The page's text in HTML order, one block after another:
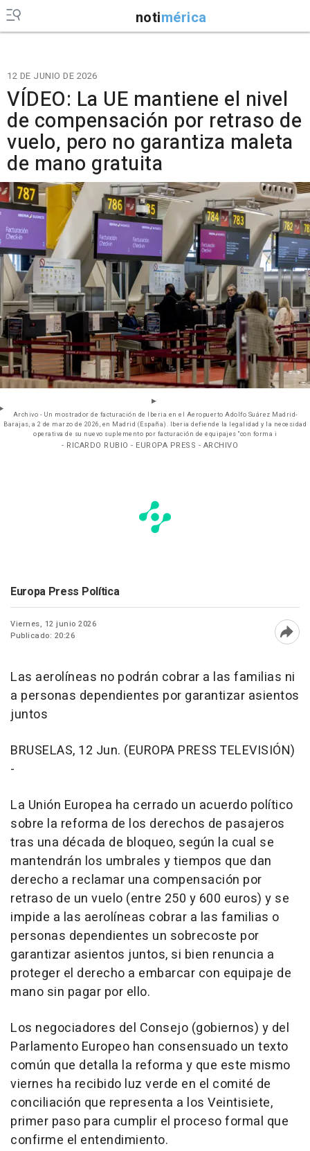
notimérica
12 DE JUNIO DE 2026
VÍDEO: La UE mantiene el nivel
de compensación por retraso de
vuelo, pero no garantiza maleta
de mano gratuita
Archivo - Un mostrador de facturación de Iberia en el Aeropuerto Adolfo Suárez Madrid-
Barajas, a 2 de marzo de 2026, en Madrid (España). Iberia defiende la legalidad y la necesidad
operativa de su nuevo suplemento por facturación de equipajes "con forma i
- RICARDO RUBIO - EUROPA PRESS - ARCHIVO
Europa Press Política
Viernes, 12 junio 2026
Publicado: 20:26
Las aerolíneas no podrán cobrar a las familias ni
a personas dependientes por garantizar asientos
juntos
BRUSELAS, 12 Jun. (EUROPA PRESS TELEVISIÓN)
-
La Unión Europea ha cerrado un acuerdo político
sobre la reforma de los derechos de pasajeros
tras una década de bloqueo, según la cual se
mantendrán los umbrales y tiempos que dan
derecho a reclamar una compensación por
retraso de un vuelo (entre 250 y 600 euros) y se
impide a las aerolíneas cobrar a las familias o
personas dependientes un sobrecoste por
garantizar asientos juntos, si bien renuncia a
proteger el derecho a embarcar con equipaje de
mano sin pagar por ello.
Los negociadores del Consejo (gobiernos) y del
Parlamento Europeo han consensuado un texto
común que detalla la reforma y que este mismo
viernes ha recibido luz verde en el comité de
conciliación que representa a los Veintisiete,
primer paso para cumplir el proceso formal que
confirme el entendimiento.